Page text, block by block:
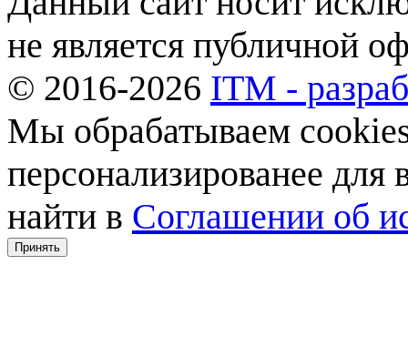
не является публичной
© 2016-2026 ITM -
Мы обрабатываем
персонализированее
найти в Соглашении об
Принять